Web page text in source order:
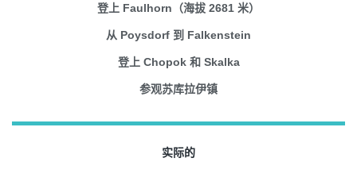
登上 Faulhorn（海拔 2681 米）
从 Poysdorf 到 Falkenstein
登上 Chopok 和 Skalka
参观苏库拉伊镇
实际的